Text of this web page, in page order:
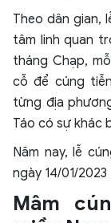
Theo dân gian,
tâm linh quan
tháng Chạp,
cỗ để cúng
từng địa
Táo có sự khác
Năm nay, lễ
ngày 14/01/
Mâm